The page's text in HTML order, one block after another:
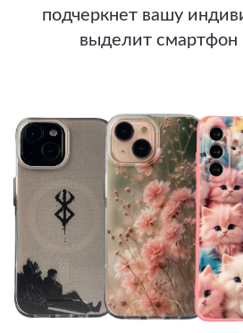
подчеркнет вашу
выделит смартфон